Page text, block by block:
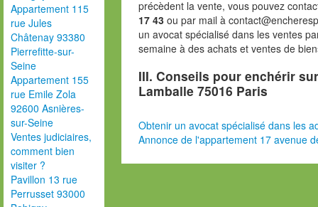
Appartement 115
rue Jules
Châtenay 93380
Pierrefitte-sur-
Seine
Appartement 155
rue Emile Zola
92600 Asnières-
sur-Seine
Ventes judiciaires,
comment bien
visiter ?
Pavillon 13 rue
Perrusset 93000
précèdent la vente, vous pouvez
17 43 ou par mail à
un avocat spécialisé dans les ventes
semaine à des achats et ventes de
III. Conseils pour enchérir
Lamballe 75016 Paris
Obtenir un avocat spécialisé dans les
Annonce de l'appartement 17 avenue